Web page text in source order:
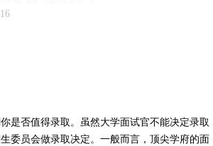
否值得录取。虽然大学面试官不能决定录取
委员会做录取决定。一般而言，顶尖学府的面